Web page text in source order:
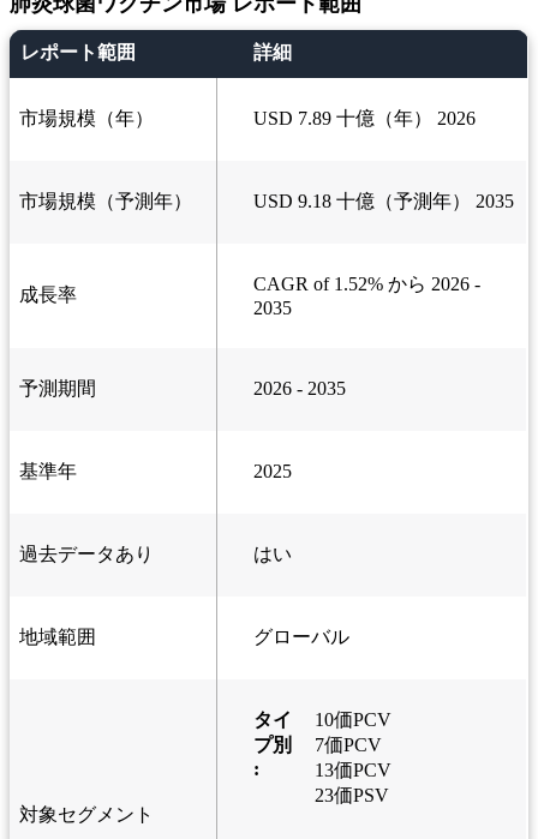
レポート範囲 詳細
市場規模（年） USD 7.89 十億（年） 2026
市場規模（予測年） USD 9.18 十億（予測年） 2035
成長率
CAGR of 1.52% から 2026 -
2035
予測期間 2026 - 2035
基準年 2025
過去データあり はい
地域範囲 グローバル
対象セグメント
タイ
プ別
:
10価PCV
7価PCV
13価PCV
23価PSV